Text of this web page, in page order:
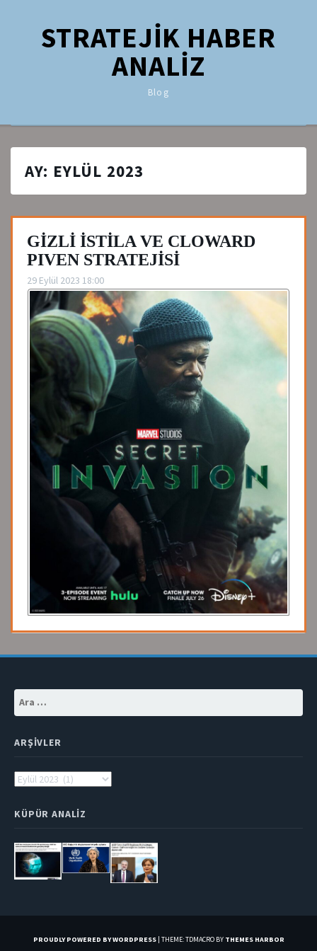
STRATEJİK HABER
ANALİZ
Blog
AY: EYLÜL 2023
GİZLİ İSTİLA VE CLOWARD
PIVEN STRATEJİSİ
29 Eylül 2023 18:00
ARŞIVLER
Arşivler
KÜPÜR ANALIZ
PROUDLY POWERED BY WORDPRESS | THEME: TDMACRO BY THEMES HARBOR